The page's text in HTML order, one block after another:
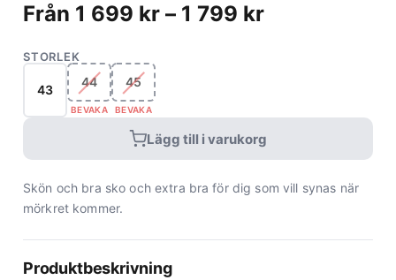
Från 1 699 kr – 1 799 kr
STORLEK
43
44
BEVAKA
45
BEVAKA
Lägg till i varukorg
Skön och bra sko och extra bra för dig som vill synas när
mörkret kommer.
Produktbeskrivning